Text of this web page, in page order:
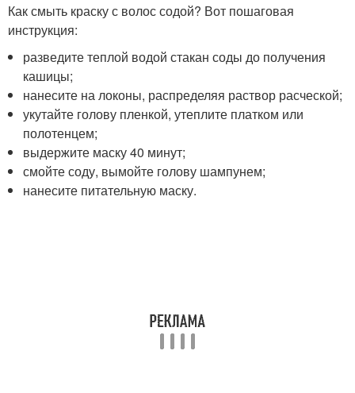
Как смыть краску с волос содой? Вот пошаговая
инструкция:
разведите теплой водой стакан соды до получения
кашицы;
нанесите на локоны, распределяя раствор расческой;
укутайте голову пленкой, утеплите платком или
полотенцем;
выдержите маску 40 минут;
смойте соду, вымойте голову шампунем;
нанесите питательную маску.